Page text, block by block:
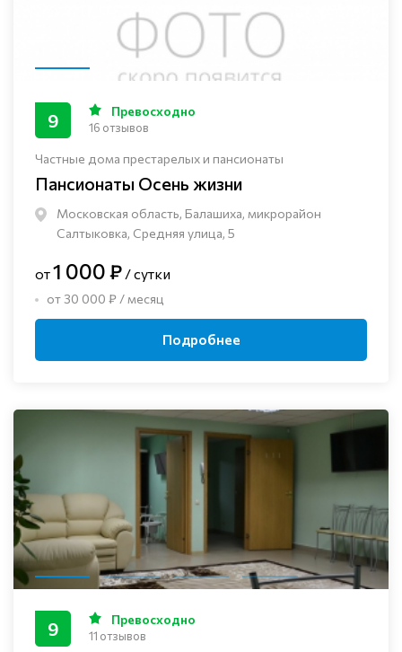
Частные дома престарелых и пансионаты
Пансионаты Осень жизни
Московская область, Балашиха, микрорайон
Салтыковка, Средняя улица, 5
9 Превосходно
16 отзывов
от1 000 ₽ / сутки
от 30 000 ₽ / месяц
Подробнее
9 Превосходно
11 отзывов